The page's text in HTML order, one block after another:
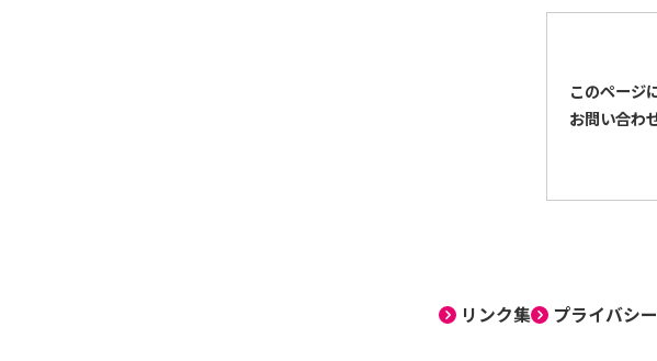
このページ
お問い合わ
リンク集 プライバシ